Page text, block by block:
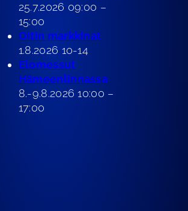
25.7.2026 09:00 –
15:00
Oitin markkinat
1.8.2026 10-14
Elomessut
Hämeenlinnassa
8.-9.8.2026 10:00 –
17:00